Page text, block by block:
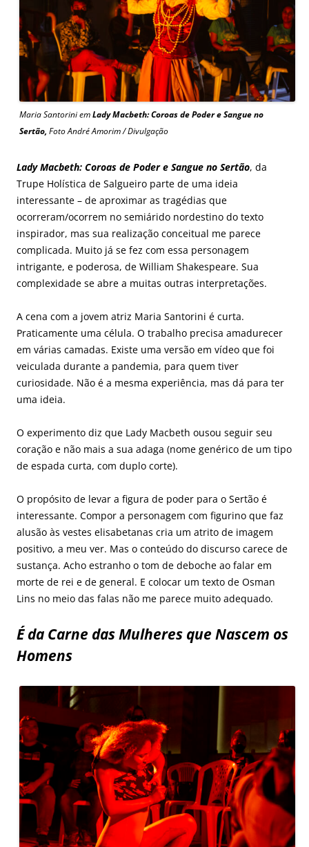
Maria Santorini emLady Macbeth:Coroas de Poder e Sangue no
Sertão,Foto André Amorim / Divulgação
Lady Macbeth: Coroas de Poder e Sangue no Sertão, da
Trupe Holística de Salgueiro parte de uma ideia
interessante – de aproximar as tragédias que
ocorreram/ocorrem no semiárido nordestino do texto
inspirador, mas sua realização conceitual me parece
complicada. Muito já se fez com essa personagem
intrigante, e poderosa, de William Shakespeare. Sua
complexidade se abre a muitas outras interpretações.
A cena com a jovem atriz Maria Santorini é curta.
Praticamente uma célula. O trabalho precisa amadurecer
em várias camadas. Existe uma versão em vídeo que foi
veiculada durante a pandemia, para quem tiver
curiosidade. Não é a mesma experiência, mas dá para ter
uma ideia.
O experimento diz que Lady Macbeth ousou seguir seu
coração e não mais a sua adaga (nome genérico de um tipo
de espada curta, com duplo corte).
O propósito de levar a figura de poder para o Sertão é
interessante. Compor a personagem com figurino que faz
alusão às vestes elisabetanas cria um atrito de imagem
positivo, a meu ver. Mas o conteúdo do discurso carece de
sustança. Acho estranho o tom de deboche ao falar em
morte de rei e de general. E colocar um texto de Osman
Lins no meio das falas não me parece muito adequado.
É da Carne das Mulheres que Nascem os
Homens